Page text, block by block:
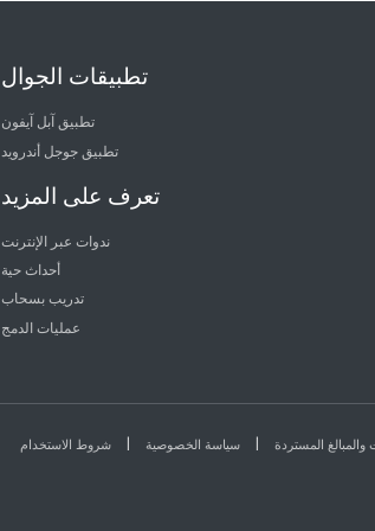
تطبيقات الجوال
تطبيق آبل آيفون
تطبيق جوجل أندرويد
تعرف على المزيد
ندوات عبر الإنترنت
أحداث حية
تدريب بسحاب
عمليات الدمج
شروط الاستخدام | سياسة الخصوصية | والمبالغ المستردة